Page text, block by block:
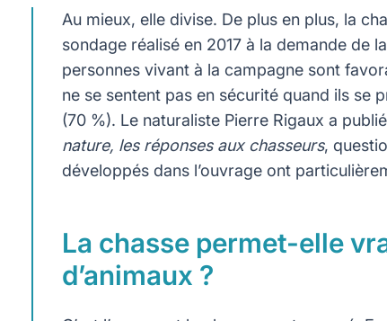
Au mieux, elle divise. De plus en plus, la
sondage réalisé en 2017 à la demande
personnes vivant à la campagne sont
ne se sentent pas en sécurité quand ils se
(70 %). Le naturaliste Pierre Rigaux a
nature, les réponses aux chasseurs,
développés dans l’ouvrage ont
La chasse permet-elle
d’animaux ?